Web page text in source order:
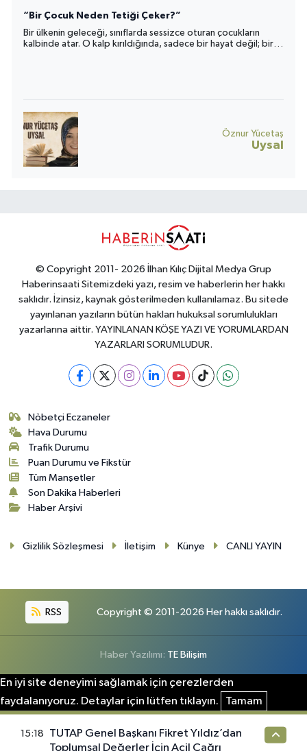
“Bir Çocuk Neden Tetiği Çeker?”
Bir ülkenin geleceği, sınıflarda sessizce oturan çocukların
kalbinde atar. O kalp kırıldığında, sadece bir hayat değil; bir
Öznur Yücetaş
Uysal
© Copyright 2011- 2026 İlhan Kılıç Dijital Medya Grup
Haberinsaati Sitemizdeki yazı, resim ve haberlerin her hakkı
saklıdır. İzinsiz, kaynak gösterilmeden kullanılamaz. Bu sitede
yayınlanan yazıların bütün hakları hukuksal sorumlulukları
yazarlarına aittir. YAYINLANAN KÖŞE YAZI VE YORUMLARDAN
YAZARLARI SORUMLUDUR.
Nöbetçi Eczaneler
Hava Durumu
Trafik Durumu
Puan Durumu ve Fikstür
Tüm Manşetler
Son Dakika Haberleri
Haber Arşivi
Gizlilik Sözleşmesi İletişim Künye CANLI YAYIN
RSS Copyright © 2011-2026 Her hakkı saklıdır.
Haber Yazılımı: TE Bilişim
En iyi site deneyimi sağlamak için çerezlerden
faydalanıyoruz. Detaylar için lütfen tıklayın.
Tamam
15:18
TUTAP Genel Başkanı Fikret Yıldız’dan
Toplumsal Değerler İçin Acil Çağrı